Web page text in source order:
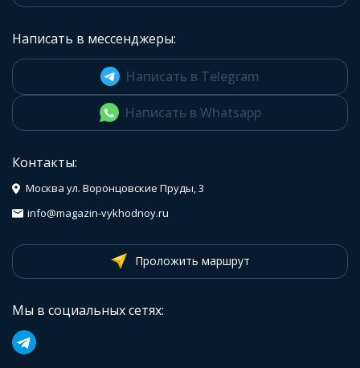
Написать в мессенджеры:
Написать в Telegram
Написать в Whatsapp
Контакты:
Москва ул. Воронцовские Пруды, 3
info@magazin-vykhodnoy.ru
Проложить маршрут
Мы в социальных сетях: